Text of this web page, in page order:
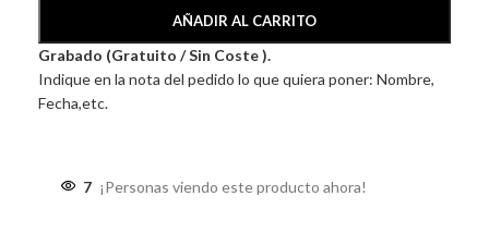
AÑADIR AL CARRITO
Grabado (Gratuito / Sin Coste ).
Indique en la nota del pedido lo que quiera poner: Nombre,
Fecha,etc.
7 ¡Personas viendo este producto ahora!